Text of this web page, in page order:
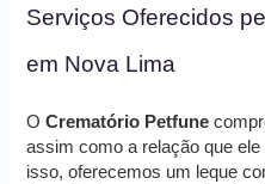
Serviços Oferecidos
em Nova Lima
OCrematório Petfune
assim como a relação que
isso, oferecemos um leque